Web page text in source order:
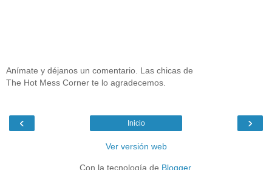
Anímate y déjanos un comentario. Las chicas de
The Hot Mess Corner te lo agradecemos.
‹ ›
Inicio
Ver versión web
Con la tecnología de Blogger.